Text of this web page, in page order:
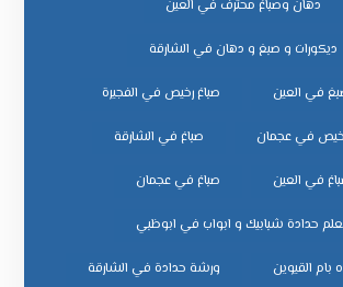
دهان وصباغ محترف في العين
ديكورات و صبغ و دهان في الشارقة
في العين صباغ رخيص في الفجيرة
في عجمان صباغ في الشارقة
في العين صباغ في عجمان
حدادة شبابيك و ابواب في ابوظبي
بام القيوين ورشة حدادة في الشارقة